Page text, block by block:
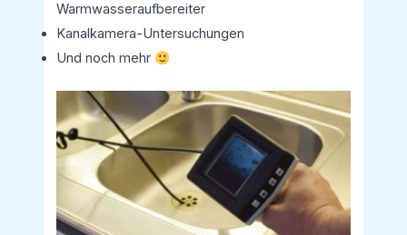
Warmwasseraufbereiter
Kanalkamera-Untersuchungen
Und noch mehr